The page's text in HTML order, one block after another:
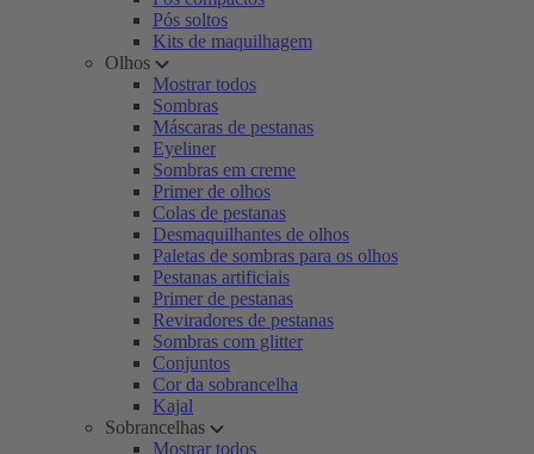
Pós soltos
Kits de maquilhagem
Olhos
Mostrar todos
Sombras
Máscaras de pestanas
Eyeliner
Sombras em creme
Primer de olhos
Colas de pestanas
Desmaquilhantes de olhos
Paletas de sombras para os olhos
Pestanas artificiais
Primer de pestanas
Reviradores de pestanas
Sombras com glitter
Conjuntos
Cor da sobrancelha
Kajal
Sobrancelhas
Mostrar todos